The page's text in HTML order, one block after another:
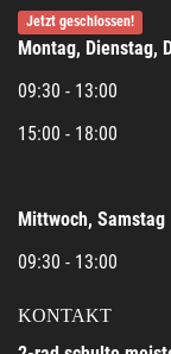
Jetzt geschlossen!
Montag, Dienstag,
09:30 - 13:00
15:00 - 18:00
Mittwoch, Samstag
09:30 - 13:00
KONTAKT